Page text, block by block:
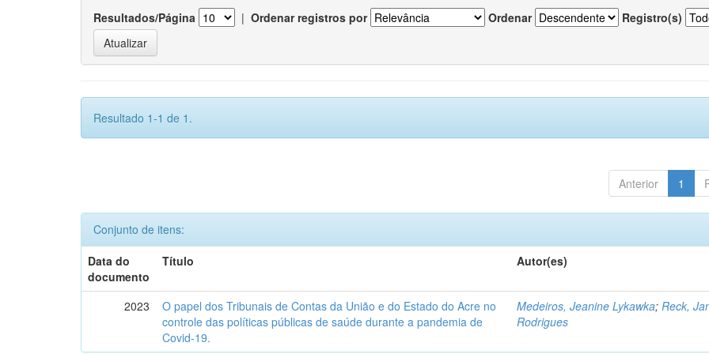
Resultados/Página | Ordenar registros por Ordenar Registro(s)
Resultado 1-1 de 1.
Anterior 1
Conjunto de itens:
Data do
documento
Título Autor(es)
2023
O papel dos Tribunais de Contas da União e do Estado do Acre no
controle das políticas públicas de saúde durante a pandemia de
Covid-19.
Medeiros, Jeanine Lykawka;Reck,
Rodrigues